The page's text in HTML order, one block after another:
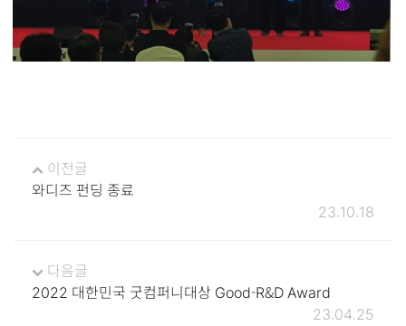
이전글
와디즈 펀딩 종료
23.10.18
다음글
2022 대한민국 굿컴퍼니대상 Good-R&D Award
23.04.25